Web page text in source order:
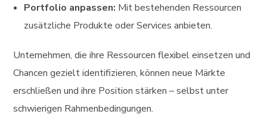
Portfolio anpassen: Mit bestehenden Ressourcen
zusätzliche Produkte oder Services anbieten.
Unternehmen, die ihre Ressourcen flexibel einsetzen und
Chancen gezielt identifizieren, können neue Märkte
erschließen und ihre Position stärken – selbst unter
schwierigen Rahmenbedingungen.